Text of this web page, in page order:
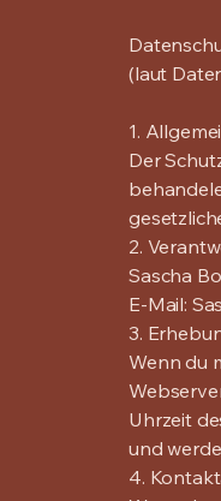
(laut
1.
Der
2.
Sascha
E-Mail:
3.
Wenn du
Uhrzeit
und
4.